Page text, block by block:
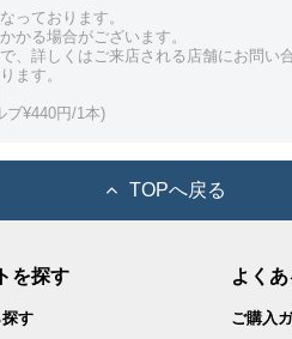
っております。
かる場合がございます。
、詳しくはご来店される店舗にお問い
ます。
ブ¥440円/1本)
TOPへ戻る
を探す
す
よく
ご購入